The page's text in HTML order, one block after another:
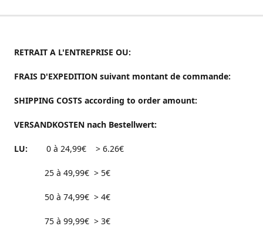
RETRAIT A L'ENTREPRISE OU:
FRAIS D'EXPEDITION suivant montant de commande:
SHIPPING COSTS according to order amount:
VERSANDKOSTEN nach Bestellwert:
LU: 0 à 24,99€ > 6.26€
25 à 49,99€ > 5€
50 à 74,99€ > 4€
75 à 99,99€ > 3€